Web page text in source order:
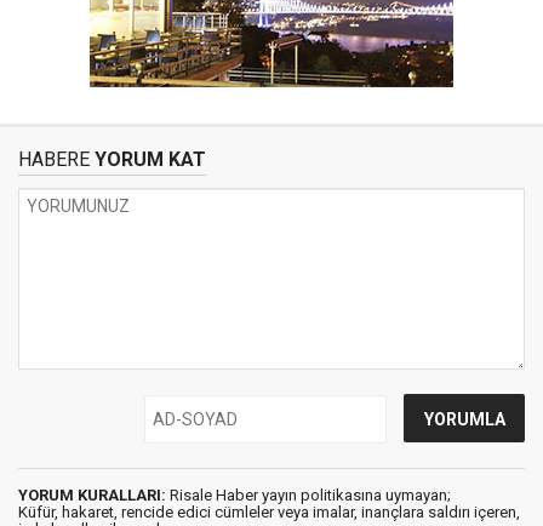
HABERE YORUM KAT
YORUM KURALLARI: Risale Haber yayın politikasına uymayan;
Küfür, hakaret, rencide edici cümleler veya imalar, inançlara saldırı içeren,